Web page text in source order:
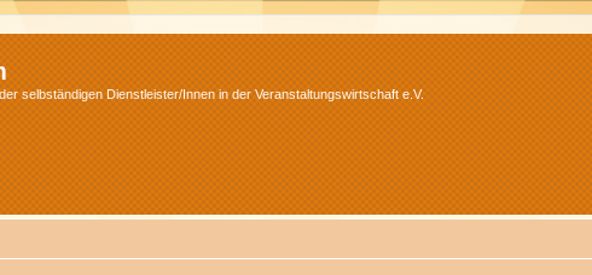
selbständigen Dienstleister/Innen in der Veranstaltungswirtschaft e.V.